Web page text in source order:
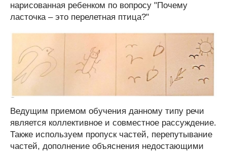
нарисованная ребенком по вопросу "Почему
ласточка – это перелетная птица?"
Ведущим приемом обучения данному типу речи
является коллективное и совместное рассуждение.
Также используем пропуск частей, перепутывание
частей, дополнение объяснения недостающими